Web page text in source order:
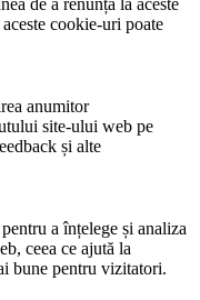
de a renunța la aceste
cookie-uri poate
anumitor
site-ului web pe
și alte
a înțelege și analiza
ceea ce ajută la
bune pentru vizitatori.